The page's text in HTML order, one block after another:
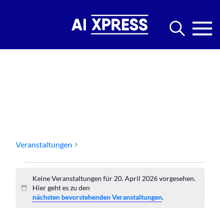
Veranstaltungen
Veranstaltungen
für
Hinweis
Keine Veranstaltungen für 20. April 2026 vorgesehen.
Hier geht es zu den
nächsten bevorstehenden Veranstaltungen.